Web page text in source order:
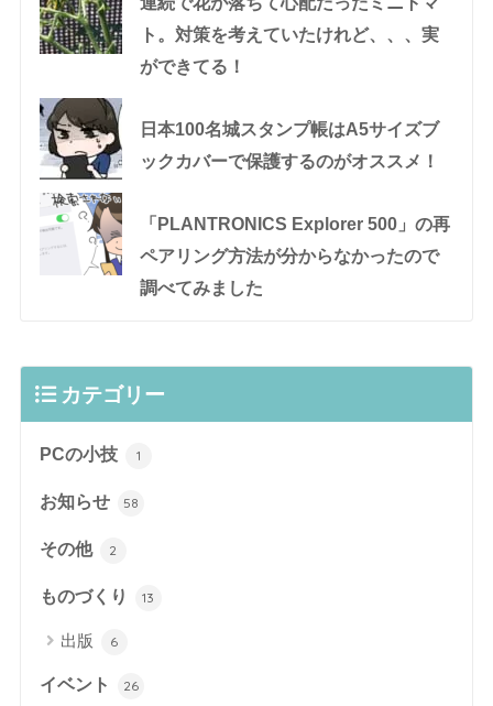
ト。対策を考えていたけれど、、、実
ができてる！
日本100名城スタンプ帳はA5サイズブ
ックカバーで保護するのがオススメ！
「PLANTRONICS Explorer 500」の再
ペアリング方法が分からなかったので
調べてみました
カテゴリー
PCの小技 1
お知らせ 58
その他 2
ものづくり 13
出版 6
イベント 26